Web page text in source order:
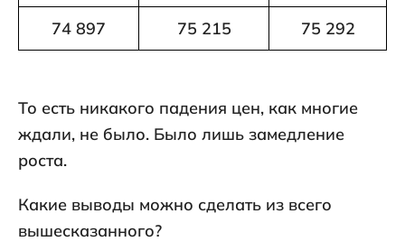
74 897 75 215 75 292
То есть никакого падения цен, как многие
ждали, не было. Было лишь замедление
роста.
Какие выводы можно сделать из всего
вышесказанного?